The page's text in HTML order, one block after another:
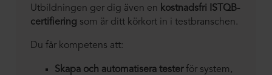
Utbildningen ger dig även en kostnadsfri ISTQB-
certifiering som är ditt körkort in i testbranschen.
Du får kompetens att:
Skapa och automatisera testerför system,